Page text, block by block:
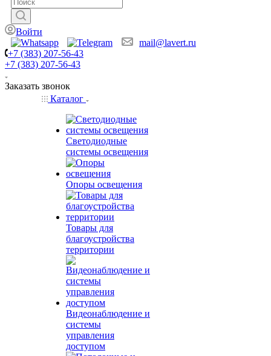
Войти
mail@lavert.ru
+7 (383) 207-56-43
+7 (383) 207-56-43
Заказать звонок
Каталог
Светодиодные
системы освещения
Опоры освещения
Товары для
благоустройства
территории
Видеонаблюдение и
системы
управления
доступом